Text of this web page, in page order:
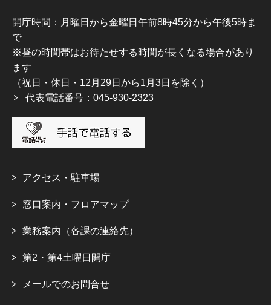
開庁時間：月曜日から金曜日午前8時45分から午後5時ま
で
※昼の時間帯はお待たせする時間が長くなる場合があり
ます
（祝日・休日・12月29日から1月3日を除く）
代表電話番号：045-930-2323
アクセス・駐車場
窓口案内・フロアマップ
業務案内（各課の連絡先）
第2・第4土曜日開庁
メールでのお問合せ